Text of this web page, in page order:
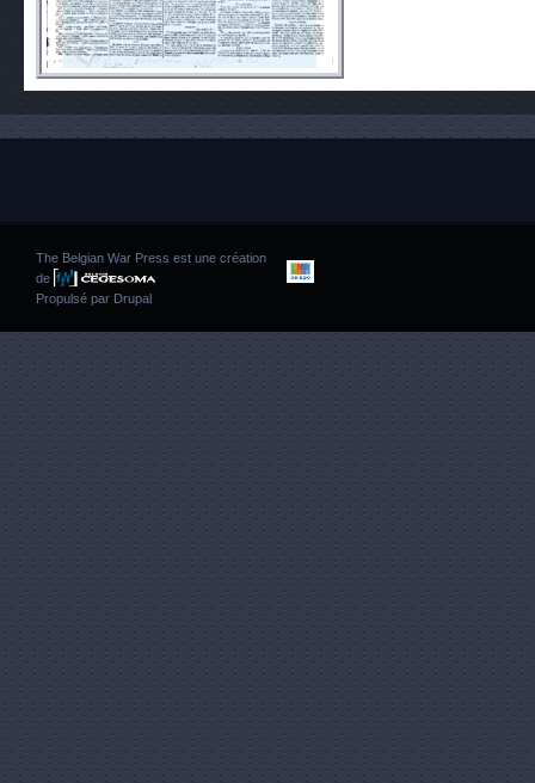
The Belgian War Press est une création
de
Propulsé par Drupal